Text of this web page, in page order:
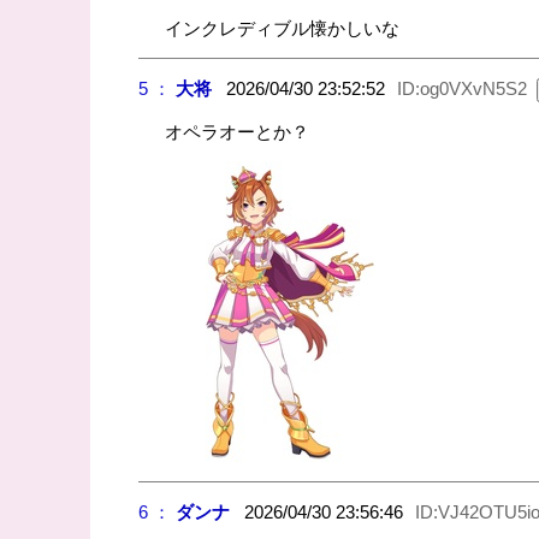
インクレディブル懐かしいな
5 ： 大将2026/04/30 23:52:52 ID:og0VXvN5S2
オペラオーとか？
6 ： ダンナ2026/04/30 23:56:46 ID:VJ42OTU5io